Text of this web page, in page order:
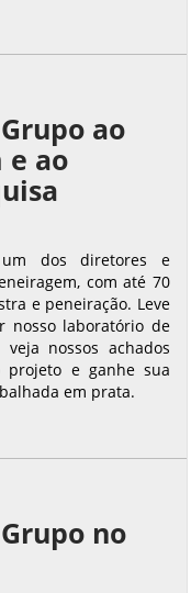
ao
e ao
dos diretores e
com até 70
e peneiração. Leve
nosso laboratório de
nossos achados
projeto e ganhe sua
em prata.
no